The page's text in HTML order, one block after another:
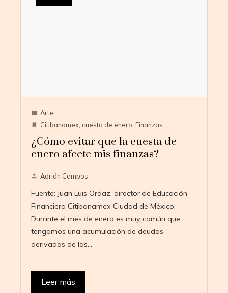
Arte
Citibanamex cuesta de enero Finanzas
¿Cómo evitar que la cuesta de
enero afecte mis finanzas?
Adrián Campos
Fuente: Juan Luis Ordaz, director de Educación
Financiera Citibanamex Ciudad de México. –
Durante el mes de enero es muy común que
tengamos una acumulación de deudas
derivadas de las…
Leer más